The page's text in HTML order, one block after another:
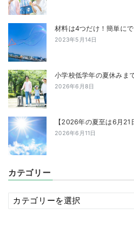
材料は4つだけ！簡単に
2023年5月14日
小学校低学年の夏休みま
2026年6月8日
【2026年の夏至は6月
2026年6月11日
カテゴリー
カ
テ